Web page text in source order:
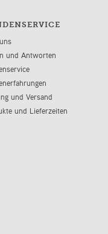
und Antworten
und Versand
und Lieferzeiten